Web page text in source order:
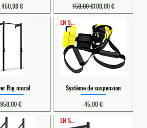
Prix
450,00 €
Prix original
150,00 €Prix promotionnel
100,00 €
Rig mural
Prix
950,00 €
EN STOCK
Système de suspension
Prix
45,00 €
EN STOCK